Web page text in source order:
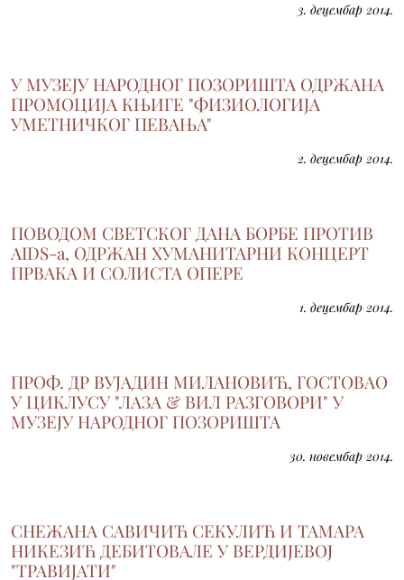
3. децембар 2014.
У МУЗЕЈУ НАРОДНОГ ПОЗОРИШТА ОДРЖАНА
ПРОМОЦИЈА КЊИГЕ "ФИЗИОЛОГИЈА
УМЕТНИЧКОГ ПЕВАЊА"
2. децембар 2014.
ПОВОДОМ СВЕТСКОГ ДАНА БОРБЕ ПРОТИВ
АIDS-a, ОДРЖАН ХУМАНИТАРНИ КОНЦЕРТ
ПРВАКА И СОЛИСТА ОПЕРЕ
1. децембар 2014.
ПРОФ. ДР ВУЈАДИН МИЛАНОВИЋ, ГОСТОВАО
У ЦИКЛУСУ "ЛАЗА & ВИЛ РАЗГОВОРИ" У
МУЗЕЈУ НАРОДНОГ ПОЗОРИШТА
30. новембар 2014.
СНЕЖАНА САВИЧИЋ СЕКУЛИЋ И ТАМАРА
НИКЕЗИЋ ДЕБИТОВАЛЕ У ВЕРДИЈЕВОЈ
"ТРАВИЈАТИ"